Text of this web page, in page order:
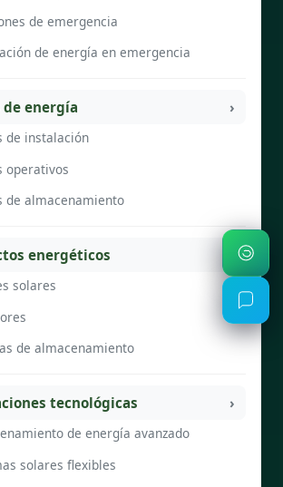
de emergencia
de energía en emergencia
de energía
de instalación
operativos
de almacenamiento
energéticos
solares
de almacenamiento
tecnológicas
de energía avanzado
solares flexibles